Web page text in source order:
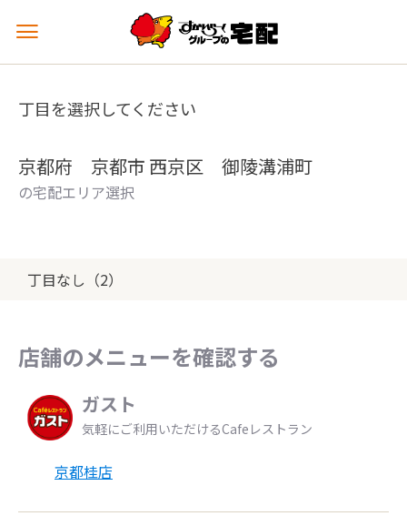
メ
ュ
を
丁目を選択してください
京都府 京都市 西京区 御陵溝浦町
の宅配エリア選択
丁目なし（2）
店舗のメニューを確認する
ガスト
気軽にご利用いただけるCafeレストラン
京都桂店